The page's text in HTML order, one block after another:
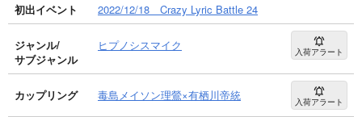
初出イベント
2022/12/18 Crazy Lyric Battle 24
ジャンル/
サブジャンル
ヒプノシスマイク 入荷アラート
カップリング 毒島メイソン理鶯×有栖川帝統 入荷アラート